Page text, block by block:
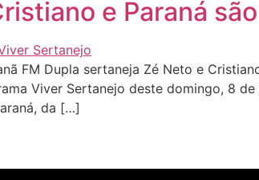
e Paraná
FM Dupla sertaneja Zé Neto e
Viver Sertanejo deste domingo, 8
da […]